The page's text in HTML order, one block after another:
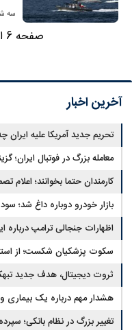
سه شنبه 22
صفحه 6 از 9
آخرین اخبار
تحریم جدید آمریکا علیه
معامله بزرگ در فوتبال ایران؛
کارمندان حتما بخوانند؛ اعلام
بازار خودرو دوباره داغ شد؛
اظهارات جنجالی ترامپ درباره
سکوت پزشکیان شکست؛ از
ثروت دیجیتال، هدف جدید
یافت
هشدار مهم درباره یک
تغییر بزرگ در نظام بانکی؛